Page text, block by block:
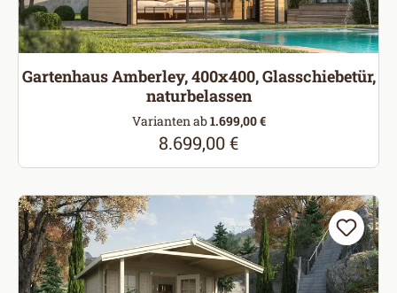
Gartenhaus Amberley, 400x400, Glasschiebetür,
naturbelassen
Varianten ab1.699,00 €
Regulärer Preis:
8.699,00 €